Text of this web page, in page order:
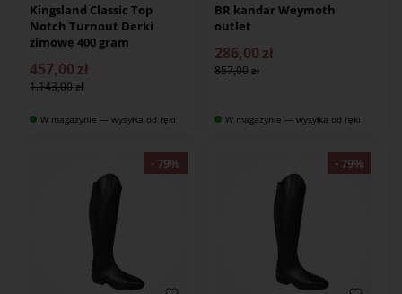
Kingsland Classic Top
Notch Turnout Derki
zimowe 400 gram
457,00 zł
1.143,00
W magazynie — wysyłka od ręki
BR kandar Weymoth
outlet
286,00 zł
857,00
W magazynie — wysyłka od ręki